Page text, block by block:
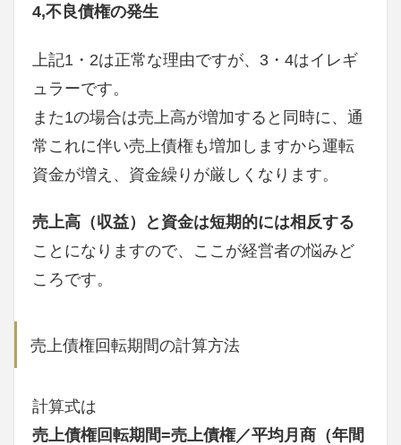
4,不良債権の発生
上記1・2は正常な理由ですが、3・4はイレギ
ュラーです。
また1の場合は売上高が増加すると同時に、通
常これに伴い売上債権も増加しますから運転
資金が増え、資金繰りが厳しくなります。
売上高（収益）と資金は短期的には相反する
ことになりますので、ここが経営者の悩みど
ころです。
売上債権回転期間の計算方法
計算式は
売上債権回転期間=売上債権／平均月商（年間